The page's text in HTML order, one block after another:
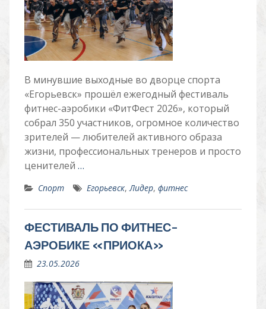
В минувшие выходные во дворце спорта
«Егорьевск» прошёл ежегодный фестиваль
фитнес-аэробики «ФитФест 2026», который
собрал 350 участников, огромное количество
зрителей — любителей активного образа
жизни, профессиональных тренеров и просто
ценителей …
Спорт Егорьевск, Лидер, фитнес
ФЕСТИВАЛЬ ПО ФИТНЕС-
АЭРОБИКЕ «ПРИОКА»
23.05.2026